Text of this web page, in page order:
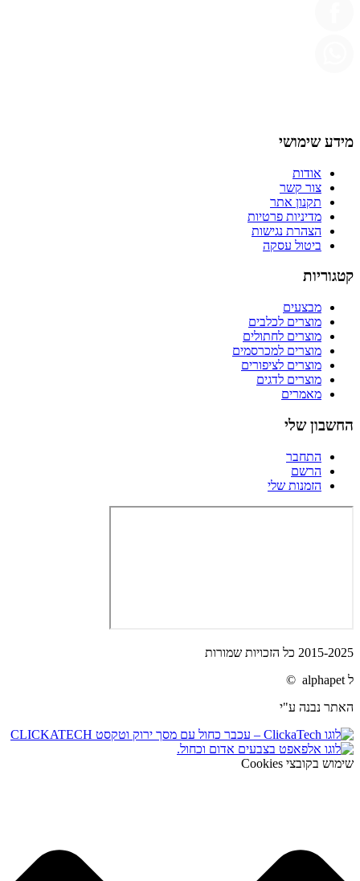
מידע שימושי
אודות
צור קשר
תקנון אתר
מדיניות פרטיות
הצהרת נגישות
ביטול עסקה
קטגוריות
מבצעים
מוצרים לכלבים
מוצרים לחתולים
מוצרים למכרסמים
מוצרים לציפורים
מוצרים לדגים
מאמרים
החשבון שלי
התחבר
הרשם
הזמנות שלי
2015-2025 כל הזכויות שמורות
ל alphapet ©
האתר נבנה ע"י
שימוש בקובצי Cookies